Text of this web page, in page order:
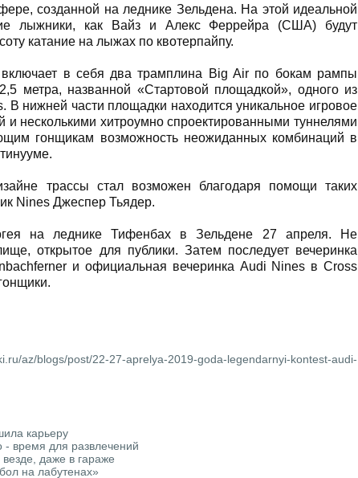
созданной на леднике Зельдена. На этой идеальной
лыжники, как Вайз и Алекс Феррейра (США) будут
катание на лыжах по квотерпайпу.
в себя два трамплина Big Air по бокам рампы
метра, названной «Стартовой площадкой», одного из
В нижней части площадки находится уникальное игровое
и несколькими хитроумно спроектированными туннелями
гонщикам возможность неожиданных комбинаций в
трассы стал возможен благодаря помощи таких
Nines Джеспер Тьядер.
на леднике Тифенбах в Зельдене 27 апреля. Не
открытое для публики. Затем последует вечеринка
и официальная вечеринка Audi Nines в Cross
az/blogs/post/22-27-aprelya-2019-goda-legendarnyi-kontest-audi-
карьеру
время для развлечений
даже в гараже
на лабутенах»